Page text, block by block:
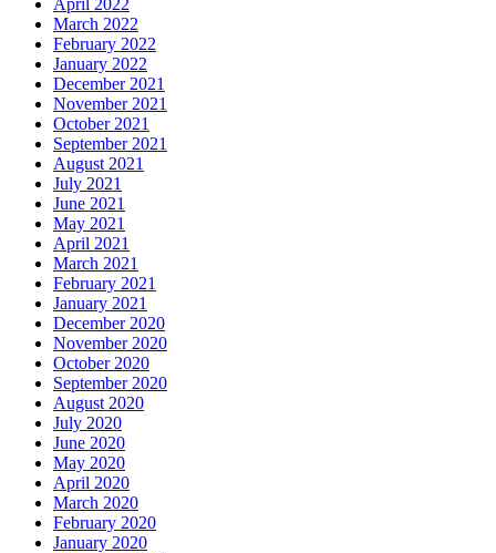
April 2022
March 2022
February 2022
January 2022
December 2021
November 2021
October 2021
September 2021
August 2021
July 2021
June 2021
May 2021
April 2021
March 2021
February 2021
January 2021
December 2020
November 2020
October 2020
September 2020
August 2020
July 2020
June 2020
May 2020
April 2020
March 2020
February 2020
January 2020